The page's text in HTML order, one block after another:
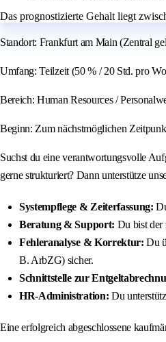
Das prognostizierte Gehalt liegt
Standort: Frankfurt am Main (Zentral
Umfang: Teilzeit (50 % / 20 Std. pro
Bereich: Human Resources /
Beginn: Zum nächstmöglichen
Suchst du eine verantwortungsvolle
gerne strukturiert? Dann unterstütze
Systempflege & Zeiterfassung:
Beratung & Support: Du bist der
Fehleranalyse & Korrektur: Du
B. ArbZG) sicher.
Schnittstelle zur
HR-Administration: Du
Eine erfolgreich abgeschlossene